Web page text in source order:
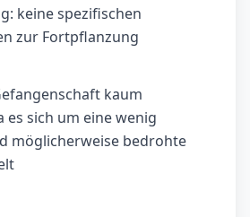
keine spezifischen
zur Fortpflanzung
kaum
es sich um eine wenig
möglicherweise bedrohte